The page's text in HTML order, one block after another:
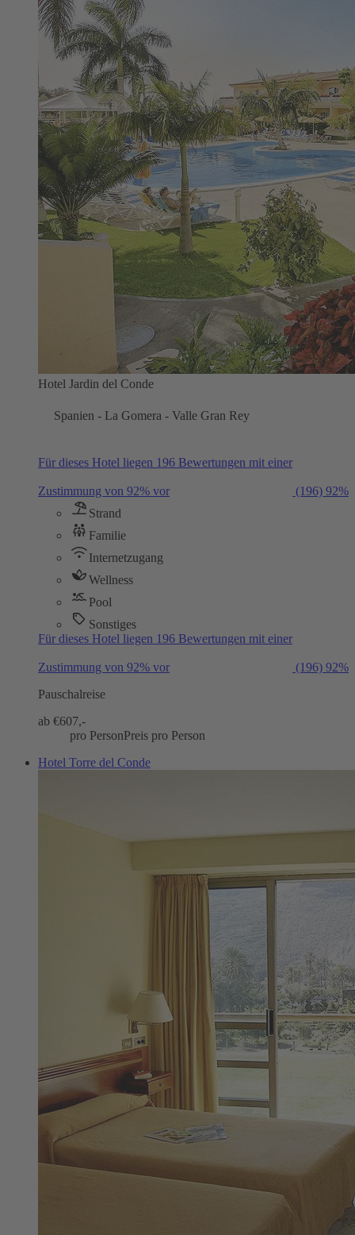
Hotel Jardin del Conde
Spanien - La Gomera - Valle Gran Rey
Für dieses Hotel liegen 196 Bewertungen mit einer
Zustimmung von 92% vor (196) 92%
Strand
Familie
Internetzugang
Wellness
Pool
Sonstiges
Für dieses Hotel liegen 196 Bewertungen mit einer
Zustimmung von 92% vor (196) 92%
Pauschalreise
ab €607,-
pro PersonPreis pro Person
Hotel Torre del Conde